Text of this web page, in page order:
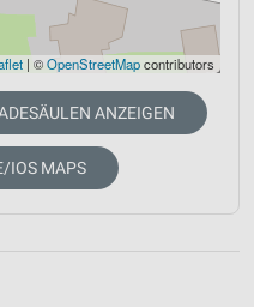
| ©OpenStreetMapcontributors
ANZEIGEN
IOS MAPS